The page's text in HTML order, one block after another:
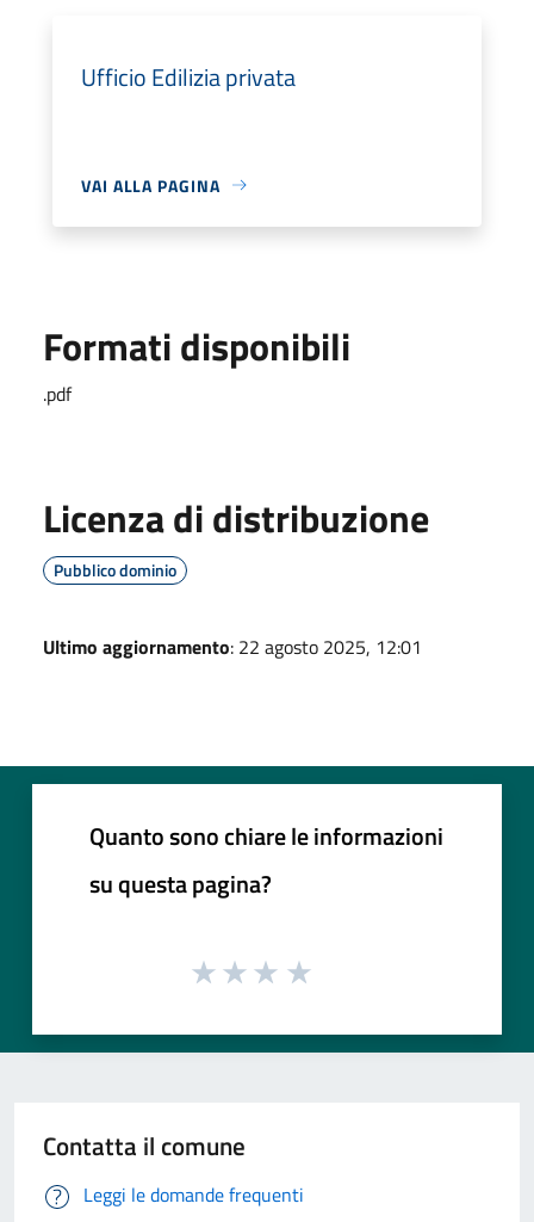
Ufficio Edilizia privata
VAI ALLA PAGINA
Formati disponibili
.pdf
Licenza di distribuzione
Pubblico dominio
Ultimo aggiornamento: 22 agosto 2025, 12:01
Quanto sono chiare le informazioni
su questa pagina?
Contatta il comune
Leggi le domande frequenti